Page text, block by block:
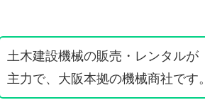
土木建設機械の販売・レンタルが
主力で、大阪本拠の機械商社です。